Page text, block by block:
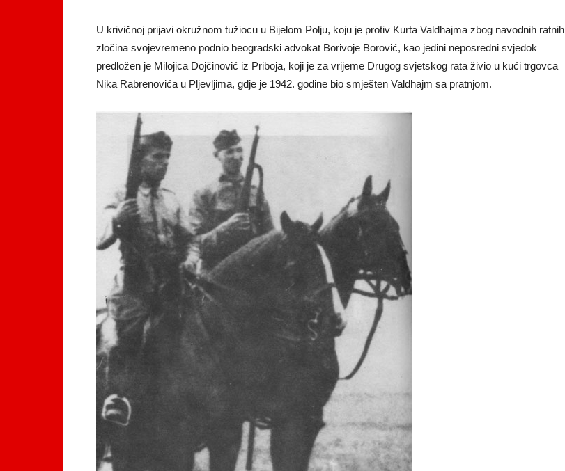
U krivičnoj prijavi okružnom tužiocu u Bijelom Polju, koju je protiv Kurta Valdhajma zbog navodnih ratnih
zločina svojevremeno podnio beogradski advokat Borivoje Borović, kao jedini neposredni svjedok
predložen je Milojica Dojčinović iz Priboja, koji je za vrijeme Drugog svjetskog rata živio u kući trgovca
Nika Rabrenovića u Pljevljima, gdje je 1942. godine bio smješten Valdhajm sa pratnjom.